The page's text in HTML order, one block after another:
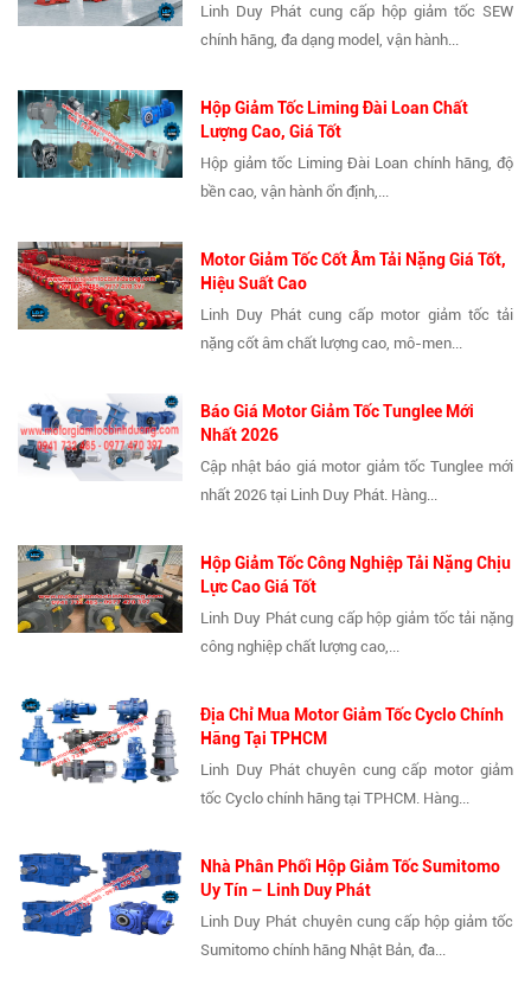
Linh Duy Phát cung cấp hộp giảm tốc SEW
chính hãng, đa dạng model, vận hành...
Hộp Giảm Tốc Liming Đài Loan Chất
Lượng Cao, Giá Tốt
Hộp giảm tốc Liming Đài Loan chính hãng, độ
bền cao, vận hành ổn định,...
Motor Giảm Tốc Cốt Âm Tải Nặng Giá Tốt,
Hiệu Suất Cao
Linh Duy Phát cung cấp motor giảm tốc tải
nặng cốt âm chất lượng cao, mô-men...
Báo Giá Motor Giảm Tốc Tunglee Mới
Nhất 2026
Cập nhật báo giá motor giảm tốc Tunglee mới
nhất 2026 tại Linh Duy Phát. Hàng...
Hộp Giảm Tốc Công Nghiệp Tải Nặng Chịu
Lực Cao Giá Tốt
Linh Duy Phát cung cấp hộp giảm tốc tải nặng
công nghiệp chất lượng cao,...
Địa Chỉ Mua Motor Giảm Tốc Cyclo Chính
Hãng Tại TPHCM
Linh Duy Phát chuyên cung cấp motor giảm
tốc Cyclo chính hãng tại TPHCM. Hàng...
Nhà Phân Phối Hộp Giảm Tốc Sumitomo
Uy Tín – Linh Duy Phát
Linh Duy Phát chuyên cung cấp hộp giảm tốc
Sumitomo chính hãng Nhật Bản, đa...